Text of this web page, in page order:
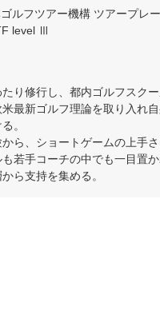
ルフツアー機構 ツアープレ
level Ⅲ
り修行し、都内ゴルフスク
最新ゴルフ理論を取り入れ
。
ら、ショートゲームの上手
若手コーチの中でも一目置か
ら支持を集める。